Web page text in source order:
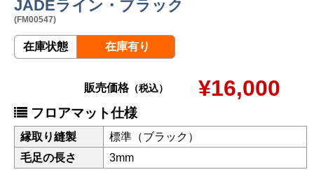
JADEライン・ブラック
(FM00547)
在庫状態 在庫有り
販売価格（税込） ¥16,000
フロアマット仕様
縁取り縫製
標準（ブラック）
毛足の長さ
3mm